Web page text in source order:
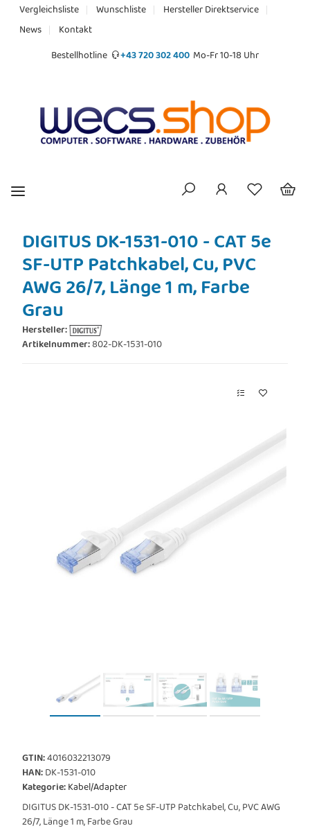
Vergleichsliste Wunschliste
Hersteller Direktservice
News
Kontakt
Bestellhotline
+43 720 302 400 Mo-Fr 10-18 Uhr
DIGITUS DK-1531-010 - CAT 5e
SF-UTP Patchkabel, Cu, PVC
AWG 26/7, Länge 1 m, Farbe
Grau
Hersteller:
Artikelnummer:802-DK-1531-010
GTIN:4016032213079
HAN:DK-1531-010
Kategorie:Kabel/Adapter
DIGITUS DK-1531-010 - CAT 5e SF-UTP Patchkabel, Cu, PVC AWG
26/7, Länge 1 m, Farbe Grau